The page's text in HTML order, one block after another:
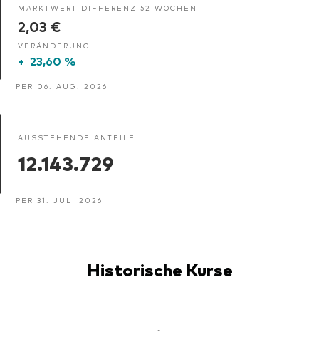
MARKTWERT DIFFERENZ 52 WOCHEN
2,03 €
VERÄNDERUNG
+ 23,60 %
PER 06. AUG. 2026
AUSSTEHENDE ANTEILE
12.143.729
PER 31. JULI 2026
Historische Kurse
-